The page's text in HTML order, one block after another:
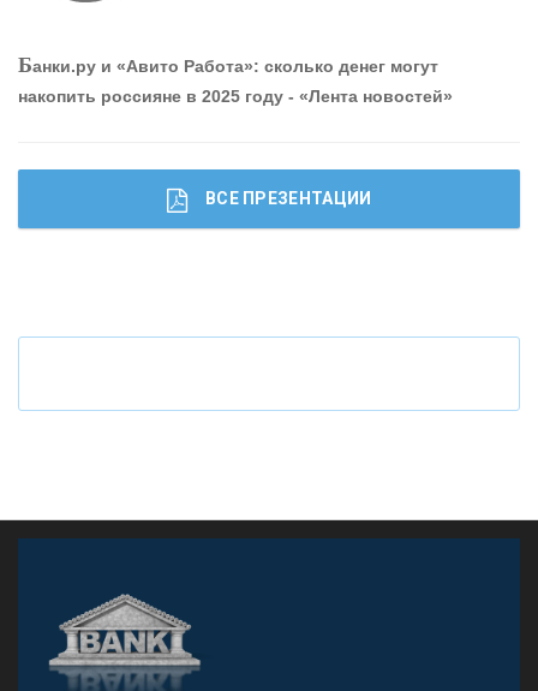
привлечь и удержать персонал - «Интервью»
Что будет с наличными деньгами при цифровом
Банки.ру и «Авито Работа»: сколько денег могут
накопить россияне в 2025 году - «Лента новостей»
ВСЕ ПРЕЗЕНТАЦИИ